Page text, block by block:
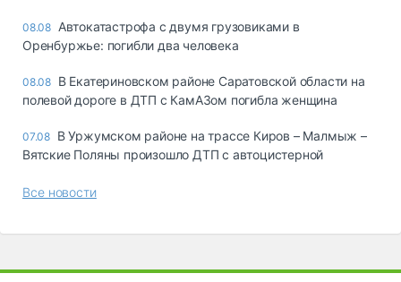
08.08 Автокатастрофа с двумя грузовиками в
Оренбуржье: погибли два человека
08.08 В Екатериновском районе Саратовской области на
полевой дороге в ДТП с КамАЗом погибла женщина
07.08 В Уржумском районе на трассе Киров – Малмыж –
Вятские Поляны произошло ДТП с автоцистерной
Все новости